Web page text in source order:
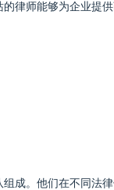
律师能够为企业提
成。他们在不同法